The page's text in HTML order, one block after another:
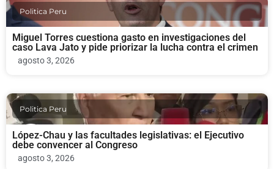
Politica Peru
Miguel Torres cuestiona gasto en investigaciones del
caso Lava Jato y pide priorizar la lucha contra el crimen
agosto 3, 2026
Politica Peru
López-Chau y las facultades legislativas: el Ejecutivo
debe convencer al Congreso
agosto 3, 2026